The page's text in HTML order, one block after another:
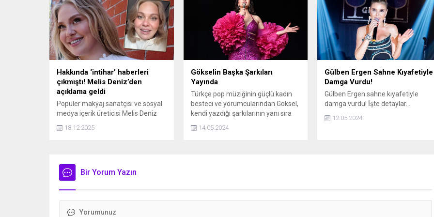
Hakkında ‘intihar’ haberleri
çıkmıştı! Melis Deniz’den
açıklama geldi
Popüler makyaj sanatçısı ve sosyal
medya içerik üreticisi Melis Deniz
“yaşamına son verdi” iddialarına
18.12.2025
Gökselin Başka Şarkıları
Yayında
Türkçe pop müziğinin güçlü kadın
besteci ve yorumcularından Göksel,
kendi yazdığı şarkılarının yanı sıra
söz ettirmeye devam ediyor.
14.05.2024
Gülben Ergen Sahne Kıyafetiyle
Damga Vurdu!
Gülben Ergen sahne kıyafetiyle
damga vurdu! İşte detaylar...
12.05.2024
Bir Yorum Yazın